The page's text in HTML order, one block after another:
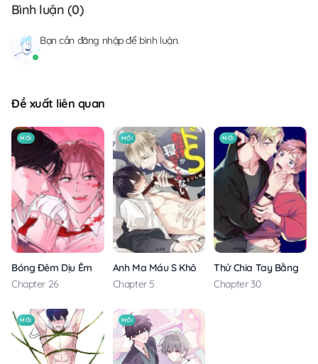
Bình luận (0)
Bạn cần đăng nhậpđể bình luận.
Đề xuất liên quan
MỚI
Bóng Đêm Dịu Êm
Chapter 26
MỚI
Anh Ma Máu S Không Cho Tôi Ngủ Yên
Chapter 5
MỚI
Thử Chia Tay Bằng
Chapter 30
MỚI MỚI